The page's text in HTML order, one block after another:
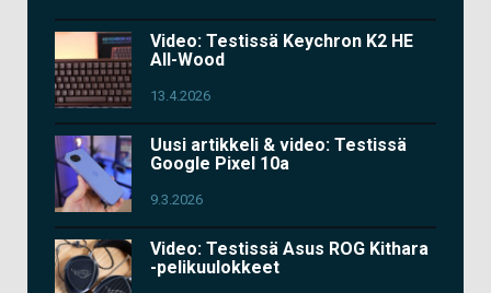
Video: Testissä Keychron K2 HE
All-Wood
13.4.2026
Uusi artikkeli & video: Testissä
Google Pixel 10a
9.3.2026
Video: Testissä Asus ROG Kithara
-pelikuulokkeet